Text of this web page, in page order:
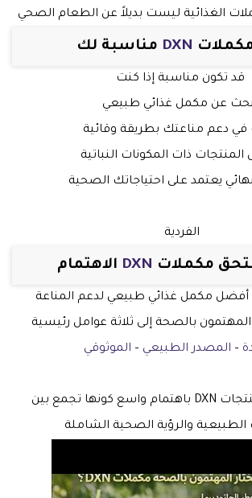
الغذائية ليست بديلاً عن الطعام الصحي
DXN مناسبة لك
قد تكون مناسبة إذا كنت
عن مكمل غذائي طبيعي
في دعم مناعتك بطريقة وقائية
ذات المكونات النباتية
يعتمد على احتياجاتك الصحية
الفردية
مكملات DXN الاهتمام
أفضل مكمل غذائي طبيعي لدعم المناعة
بالصحة إلى ثلاثة عوامل رئيسية
– المصدر الطبيعي – الموثوقي
ولهذا تحظى منتجات DXN باهتمام واسع كونها تجمع بين
الطبيعية والرؤية الصحية الشاملة